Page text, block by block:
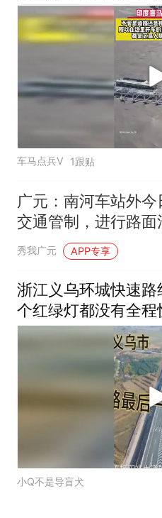
车马点兵V 1跟贴
广元：南河车站外今
交通管制，进行路面
铺设沥青路面！
秀我广元 APP专享
浙江义乌环城快速
个红绿灯都没有全程
小Q不是导盲犬